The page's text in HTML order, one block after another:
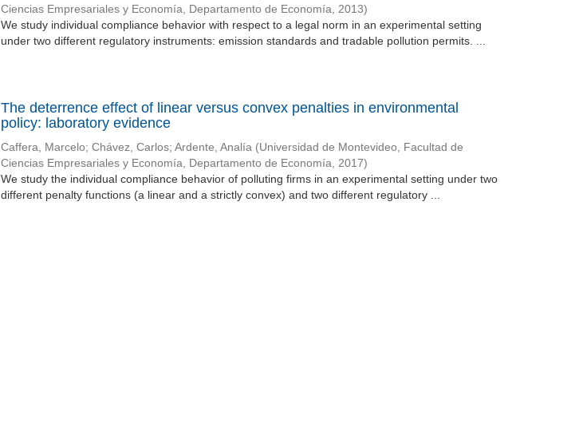
Ciencias Empresariales y Economía, Departamento de Economía, 2013)
We study individual compliance behavior with respect to a legal norm in an experimental setting
under two different regulatory instruments: emission standards and tradable pollution permits. ...
The deterrence effect of linear versus convex penalties in environmental
policy: laboratory evidence
Caffera, Marcelo; Chávez, Carlos; Ardente, Analía (Universidad de Montevideo, Facultad de
Ciencias Empresariales y Economía, Departamento de Economía, 2017)
We study the individual compliance behavior of polluting firms in an experimental setting under two
different penalty functions (a linear and a strictly convex) and two different regulatory ...